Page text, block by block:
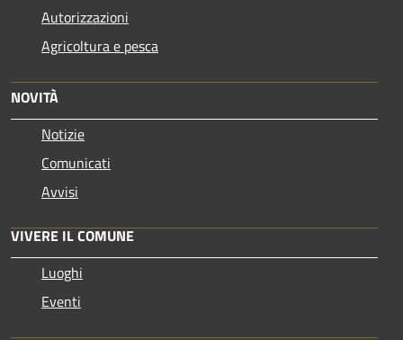
Autorizzazioni
Agricoltura e pesca
NOVITÀ
Notizie
Comunicati
Avvisi
VIVERE IL COMUNE
Luoghi
Eventi